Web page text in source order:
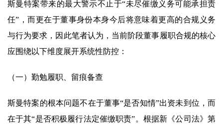
斯曼特案带来的最大警示不止于“未尽催缴义务可能承担责
任”，而更在于董事身份本身今后将意味着更高的合规义务
与行为要求，因此笔者认为，当前阶段董事履职合规的核心
应围绕以下维度展开系统性防控：
（一）勤勉履职、留痕备查
斯曼特案的根本问题不在于董事“是否知情”出资未到位，而
在于其“是否积极履行法定催缴职责”。根据新《公司法》第